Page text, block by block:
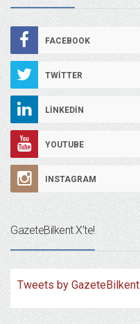
FACEBOOK
TWITTER
LINKEDIN
YOUTUBE
INSTAGRAM
GazeteBilkent X’te!
Tweets by GazeteBilkent